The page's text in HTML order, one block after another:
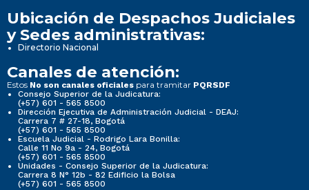
Ubicación de Despachos Judiciales
y Sedes administrativas:
Directorio Nacional
Canales de atención:
Estos No son canales oficiales para tramitar PQRSDF
Consejo Superior de la Judicatura:
(+57) 601 - 565 8500
Dirección Ejecutiva de Administración Judicial - DEAJ:
Carrera 7 # 27-18, Bogotá
(+57) 601 - 565 8500
Escuela Judicial - Rodrigo Lara Bonilla:
Calle 11 No 9a - 24, Bogotá
(+57) 601 - 565 8500
Unidades - Consejo Superior de la Judicatura:
Carrera 8 N° 12b - 82 Edificio la Bolsa
(+57) 601 - 565 8500